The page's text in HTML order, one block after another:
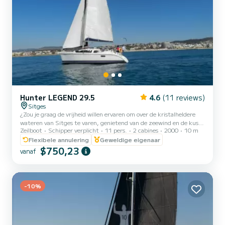
Hunter LEGEND 29.5 4.6 (11 reviews)
Sitges
¿Zou je graag de vrijheid willen ervaren om over de kristalheldere
wateren van Sitges te varen, genietend van de zeewind en de kust
verkennen vanuit een uniek perspectief? In onze
zeilbootverhuurservice bieden we je de kans om een onvergetelijke
ervaring te beleven in de Middellandse Zee. We passen onze
schema's aan op basis van jouw voorkeuren. Je kunt genieten van
zelfs speciale evenementen aan boord organiseren. Onze Prijzen: -2
uu...
Zeilboot Schipper verplicht 11 pers. 2 cabines 2000
10 m
Flexibele annulering
Geweldige eigenaar
vanaf $750,23
-10%